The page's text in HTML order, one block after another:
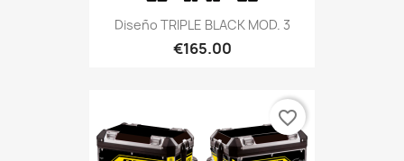
Diseño TRIPLE BLACK MOD. 3
€165.00
favorite_border